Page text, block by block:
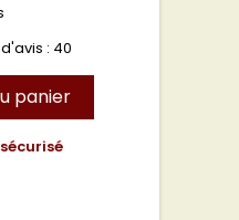
: 40
panier
sécurisé